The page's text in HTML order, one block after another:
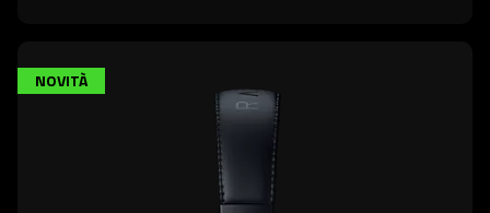
NOVITÀ